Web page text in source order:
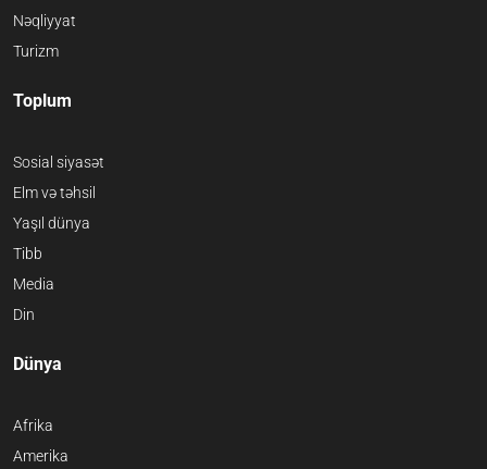
Nəqliyyat
Turizm
Toplum
Sosial siyasət
Elm və təhsil
Yaşıl dünya
Tibb
Media
Din
Dünya
Afrika
Amerika